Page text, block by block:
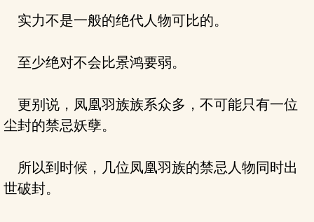
实力不是一般的绝代人物可比的。
至少绝对不会比景鸿要弱。
更别说，凤凰羽族族系众多，不可能只有一位
尘封的禁忌妖孽。
所以到时候，几位凤凰羽族的禁忌人物同时出
世破封。